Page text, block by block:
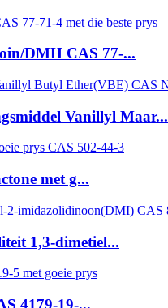
DMH CAS 77-...
Vanillyl Maar...
met g...
1,3-dimetiel...
4179-19-...